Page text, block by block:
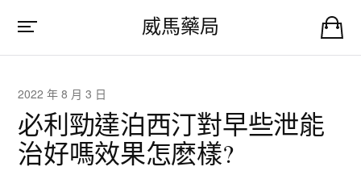
威馬藥局
2022 年 8 月 3 日
必利勁達泊西汀對早些泄能
治好嗎效果怎麽樣?